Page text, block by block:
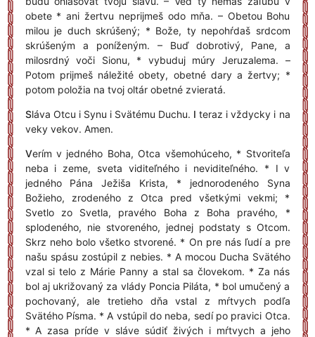
obete * ani žertvu neprijmeš odo mňa. – Obetou Bohu
milou je duch skrúšený; * Bože, ty nepohŕdaš srdcom
skrúšeným a poníženým. – Buď dobrotivý, Pane, a
milosrdný voči Sionu, * vybuduj múry Jeruzalema. –
Potom prijmeš náležité obety, obetné dary a žertvy; *
potom položia na tvoj oltár obetné zvieratá.
Sláva Otcu i Synu i Svätému Duchu. I teraz i vždycky i na
veky vekov. Amen.
Verím v jedného Boha, Otca všemohúceho, * Stvoriteľa
neba i zeme, sveta viditeľného i neviditeľného. * I v
jedného Pána Ježiša Krista, * jednorodeného Syna
Božieho, zrodeného z Otca pred všetkými vekmi; *
Svetlo zo Svetla, pravého Boha z Boha pravého, *
splodeného, nie stvoreného, jednej podstaty s Otcom.
Skrz neho bolo všetko stvorené. * On pre nás ľudí a pre
našu spásu zostúpil z nebies. * A mocou Ducha Svätého
vzal si telo z Márie Panny a stal sa človekom. * Za nás
bol aj ukrižovaný za vlády Poncia Piláta, * bol umučený a
pochovaný, ale tretieho dňa vstal z mŕtvych podľa
Svätého Písma. * A vstúpil do neba, sedí po pravici Otca.
* A zasa príde v sláve súdiť živých i mŕtvych a jeho